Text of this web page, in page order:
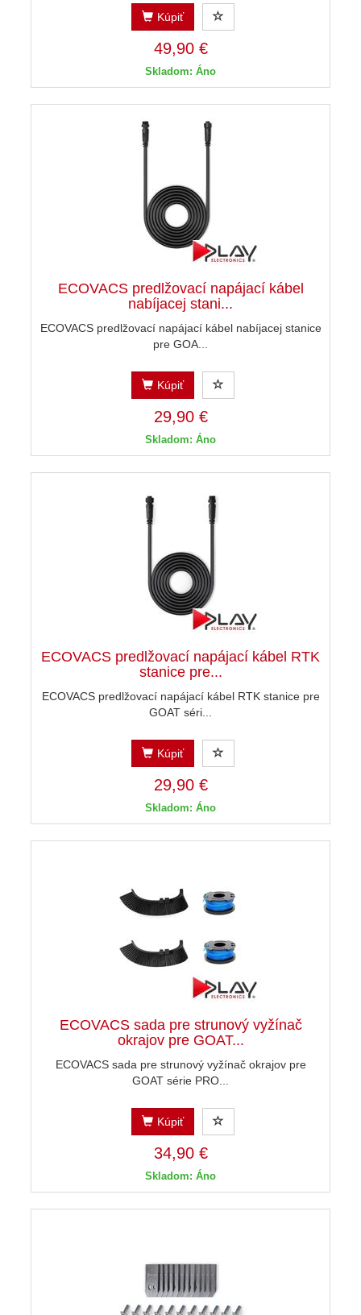
Kúpiť
49,90 €
Skladom: Áno
ECOVACS predlžovací napájací kábel
nabíjacej stani...
ECOVACS predlžovací napájací kábel nabíjacej stanice
pre GOA...
Kúpiť
29,90 €
Skladom: Áno
ECOVACS predlžovací napájací kábel RTK
stanice pre...
ECOVACS predlžovací napájací kábel RTK stanice pre
GOAT séri...
Kúpiť
29,90 €
Skladom: Áno
ECOVACS sada pre strunový vyžínač
okrajov pre GOAT...
ECOVACS sada pre strunový vyžínač okrajov pre
GOAT série PRO...
Kúpiť
34,90 €
Skladom: Áno